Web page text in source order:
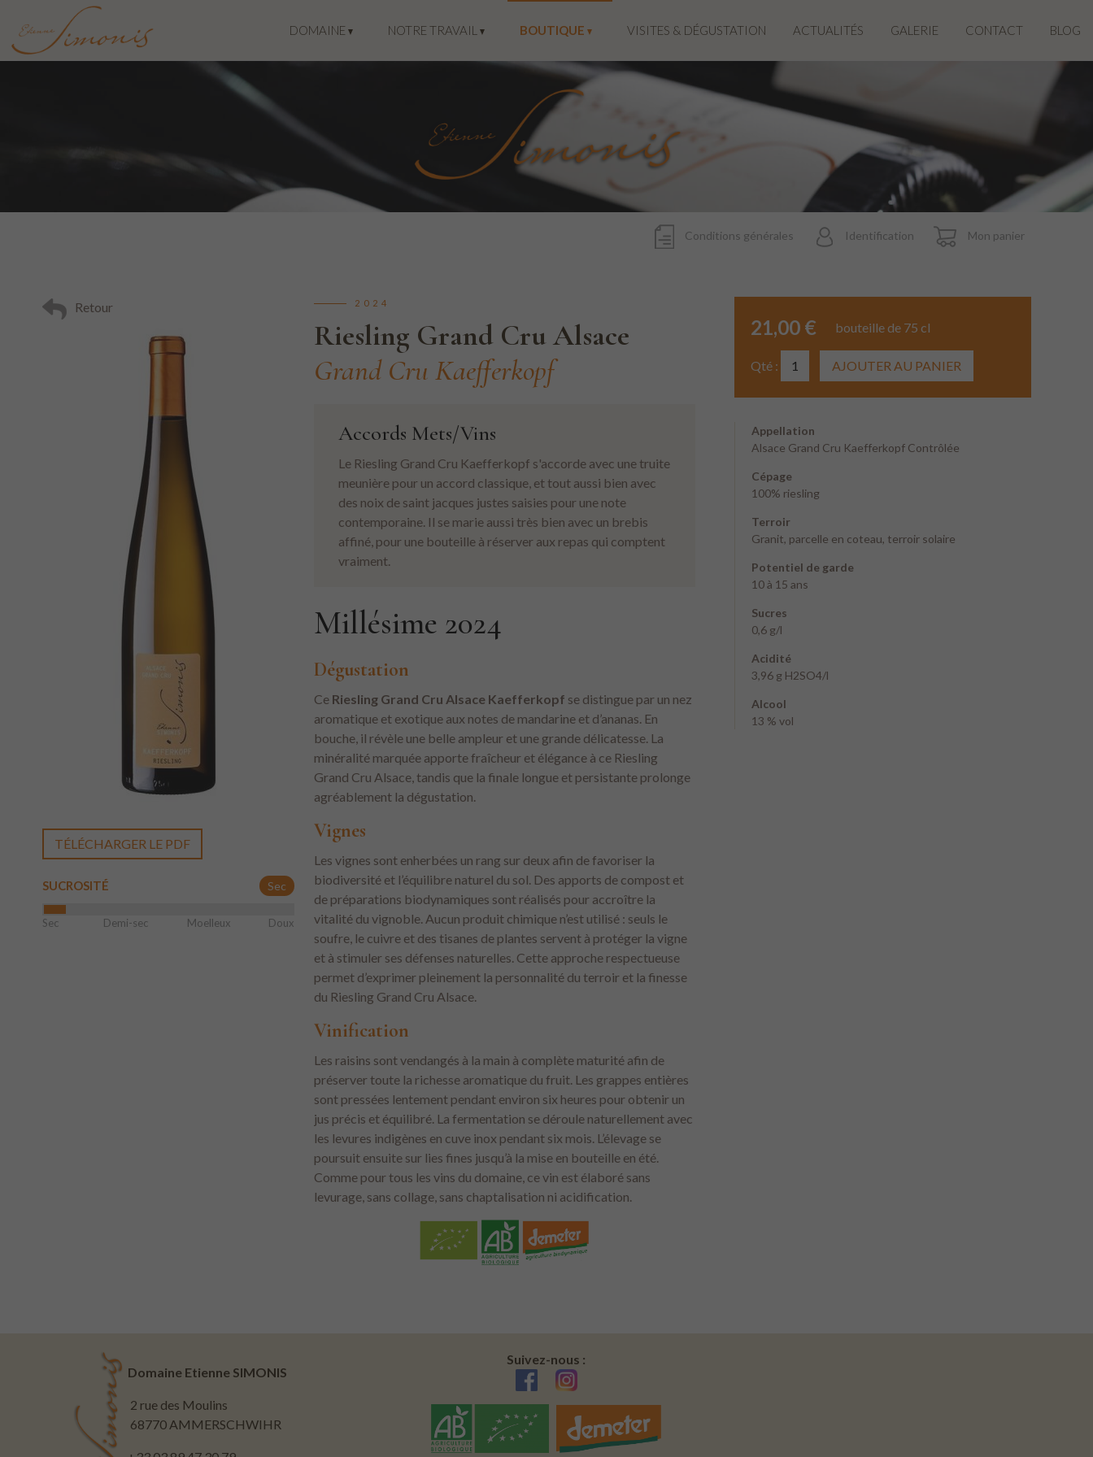
DOMAINE NOTRE TRAVAIL BOUTIQUE VISITES & DÉGUSTATION ACTUALITÉS GALERIE CONTACT BLOG
Conditions générales Identification Mon panier
Retour
TÉLÉCHARGER LE PDF
Sec
SUCROSITÉ
Sec Demi-sec Moelleux Doux
2024
Riesling Grand Cru Alsace
Grand Cru Kaefferkopf
Accords Mets/Vins
Le Riesling Grand Cru Kaefferkopf s'accorde avec une truite
meunière pour un accord classique, et tout aussi bien avec
des noix de saint jacques justes saisies pour une note
contemporaine. Il se marie aussi très bien avec un brebis
affiné, pour une bouteille à réserver aux repas qui comptent
vraiment.
Millésime 2024
Dégustation
Ce Riesling Grand Cru Alsace Kaefferkopf se distingue par un nez
aromatique et exotique aux notes de mandarine et d’ananas. En
bouche, il révèle une belle ampleur et une grande délicatesse. La
minéralité marquée apporte fraîcheur et élégance à ce Riesling
Grand Cru Alsace, tandis que la finale longue et persistante prolonge
agréablement la dégustation.
Vignes
Les vignes sont enherbées un rang sur deux afin de favoriser la
biodiversité et l’équilibre naturel du sol. Des apports de compost et
de préparations biodynamiques sont réalisés pour accroître la
vitalité du vignoble. Aucun produit chimique n’est utilisé : seuls le
soufre, le cuivre et des tisanes de plantes servent à protéger la vigne
et à stimuler ses défenses naturelles. Cette approche respectueuse
permet d’exprimer pleinement la personnalité du terroir et la finesse
du Riesling Grand Cru Alsace.
Vinification
Les raisins sont vendangés à la main à complète maturité afin de
préserver toute la richesse aromatique du fruit. Les grappes entières
sont pressées lentement pendant environ six heures pour obtenir un
jus précis et équilibré. La fermentation se déroule naturellement avec
les levures indigènes en cuve inox pendant six mois. L’élevage se
poursuit ensuite sur lies fines jusqu’à la mise en bouteille en été.
Comme pour tous les vins du domaine, ce vin est élaboré sans
levurage, sans collage, sans chaptalisation ni acidification.
21,00 € bouteille de 75 cl
Qté :
Appellation
Alsace Grand Cru Kaefferkopf Contrôlée
Cépage
100% riesling
Terroir
Granit, parcelle en coteau, terroir solaire
Potentiel de garde
10 à 15 ans
Sucres
0,6 g/l
Acidité
3,96 g H2SO4/l
Alcool
13 % vol
Domaine Etienne SIMONIS
2 rue des Moulins
68770 AMMERSCHWIHR
Suivez-nous :